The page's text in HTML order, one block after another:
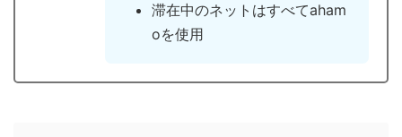
滞在中のネットはすべてaham
oを使用